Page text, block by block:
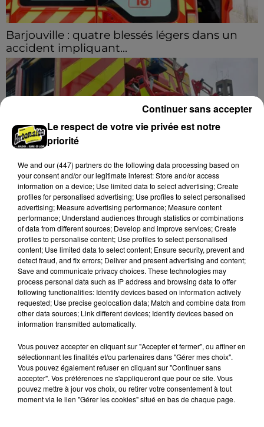
Barjouville : quatre blessés légers dans un
accident impliquant...
La circulation a été fortement perturbée ce samedi
après-midi sur la D910 à hauteur de Barjouville à la
suite d'une collision entre trois véhicules. Quatre...
Nottonville : un feu de cabanon de jardin
mobilise 13 sapeurs-pompiers
Un incendie s'est déclaré en début d'après-midi 8
août dans le jardin d'une habitation à Nottonville.
L'intervention rapide des secours a permis
d'éteindre...
A LA UNE Voir plus
Le respect de votre vie privée est notre
priorité
We and our (447) partnersdo the following data processing based on
your consent and/or our legitimate interest: Store and/or access
information on a device; Use limited data to select advertising; Create
profiles for personalised advertising; Use profiles to select personalised
advertising; Measure advertising performance; Measure content
performance; Understand audiences through statistics or combinations
of data from different sources; Develop and improve services; Create
profiles to personalise content; Use profiles to select personalised
content; Use limited data to select content; Ensure security, prevent and
detect fraud, and fix errors; Deliver and present advertising and content;
Save and communicate privacy choices. These technologies may
process personal data such as IP address and browsing data to offer
following functionalities: Identify devices based on information actively
requested; Use precise geolocation data; Match and combine data from
other data sources; Link different devices; Identify devices based on
information transmitted automatically.
Vous pouvez accepter en cliquant sur "Accepter et fermer", ou affiner en
sélectionnant les finalités et/ou partenaires dans "Gérer mes choix".
Vous pouvez également refuser en cliquant sur "Continuer sans
accepter". Vos préférences ne s'appliqueront que pour ce site. Vous
pouvez mettre à jour vos choix, ou retirer votre consentement à tout
moment via le lien "Gérer les cookies" situé en bas de chaque page.
Continuer sans accepter